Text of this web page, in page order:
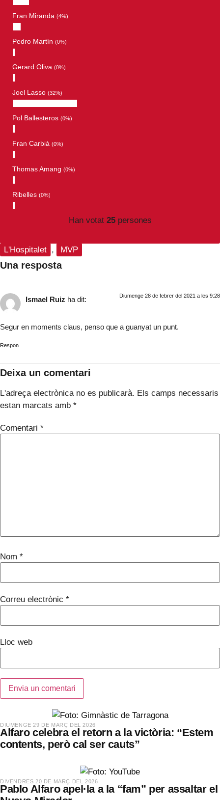
Fran Miranda (4%)
Pedro Martín (0%)
Gerard Oliva (0%)
Joel Lasso (32%)
Pol Ballesteros (0%)
Fran Carbià (0%)
Thomas Amang (0%)
Ribelles (0%)
Han votat 25persones
L'Hospitalet , MVP
Una resposta
Ismael Ruiz ha dit: Diumenge 28 de febrer del 2021 a les 9:28
Segur en moments claus, penso que a guanyat un punt.
Respon
Deixa un comentari
L'adreça electrònica no es publicarà. Els camps necessaris
estan marcats amb *
Comentari *
Nom *
Correu electrònic *
Lloc web
​DIUMENGE 29 DE MARÇ DEL 2026
Alfaro celebra el retorn a la victòria: “Estem
contents, però cal ser cauts”
​DIVENDRES 20 DE MARÇ DEL 2026
Pablo Alfaro apel·la a la “fam” per assaltar el